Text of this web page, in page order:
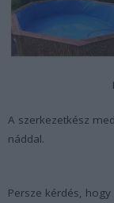
A szerkezetkész
náddal.
Persze kérdés,